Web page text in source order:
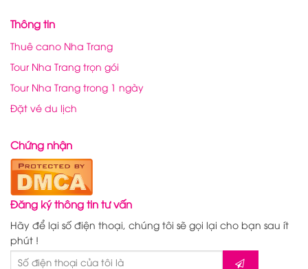
Thông tin
Thuê cano Nha Trang
Tour Nha Trang trọn gói
Tour Nha Trang trong 1 ngày
Đặt vé du lịch
Chứng nhận
Đăng ký thông tin tư vấn
Hãy để lại số điện thoại, chúng tôi sẽ gọi lại cho bạn sau ít
phút !